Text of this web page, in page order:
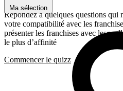
Ma sélection
Répondez a quelques questions qui
votre compatibilité avec les
présenter les franchises avec
le plus d’affinité
Commencer le quizz